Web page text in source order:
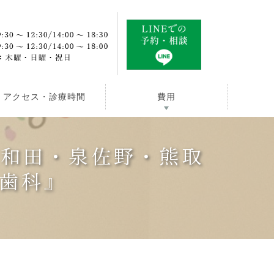
アクセス・診療時間 費用
田・泉佐野・熊取
科』